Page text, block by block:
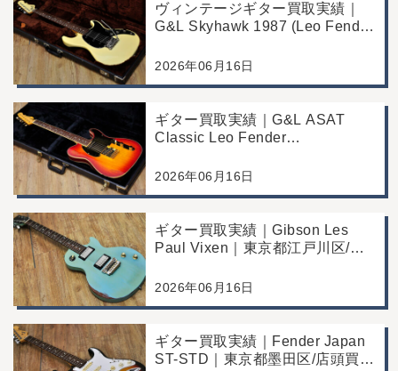
ヴィンテージギター買取実績｜
G&L Skyhawk 1987 (Leo Fender
川区/店頭買取/コンディション良
2026年06月16日
ギター買取実績｜G&L ASAT
Classic Leo Fender
江戸川区/店頭買取/コンディショ
2026年06月16日
ギター買取実績｜Gibson Les
Paul Vixen｜東京都江戸川区/店
例
2026年06月16日
ギター買取実績｜Fender Japan
ST-STD｜東京都墨田区/店頭買